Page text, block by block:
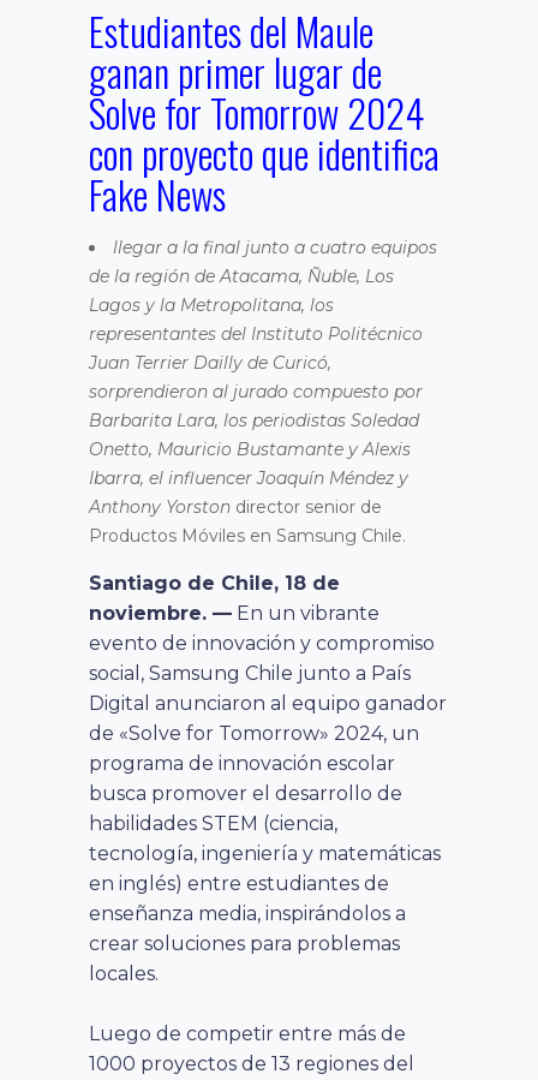
Estudiantes del Maule
ganan primer lugar de
Solve for Tomorrow 2024
con proyecto que identifica
Fake News
llegar a la final junto a cuatro equipos
de la región de Atacama, Ñuble, Los
Lagos y la Metropolitana, los
representantes del Instituto Politécnico
Juan Terrier Dailly de Curicó,
sorprendieron al jurado compuesto por
Barbarita Lara, los periodistas Soledad
Onetto, Mauricio Bustamante y Alexis
Ibarra, el influencer Joaquín Méndez y
Anthony Yorston director senior de
Productos Móviles en Samsung Chile.
Santiago de Chile, 18 de
noviembre. — En un vibrante
evento de innovación y compromiso
social, Samsung Chile junto a País
Digital anunciaron al equipo ganador
de «Solve for Tomorrow» 2024, un
programa de innovación escolar
busca promover el desarrollo de
habilidades STEM (ciencia,
tecnología, ingeniería y matemáticas
en inglés) entre estudiantes de
enseñanza media, inspirándolos a
crear soluciones para problemas
locales.
Luego de competir entre más de
1000 proyectos de 13 regiones del